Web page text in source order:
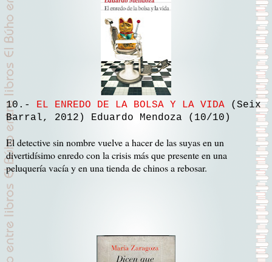
10.- EL ENREDO DE LA BOLSA Y LA VIDA (Seix
Barral, 2012) Eduardo Mendoza (10/10)
El detective sin nombre vuelve a hacer de las suyas en un
divertidísimo enredo con la crisis más que presente en una
peluquería vacía y en una tienda de chinos a rebosar.